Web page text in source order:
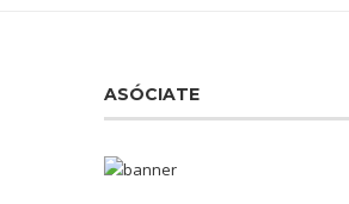
ASÓCIATE